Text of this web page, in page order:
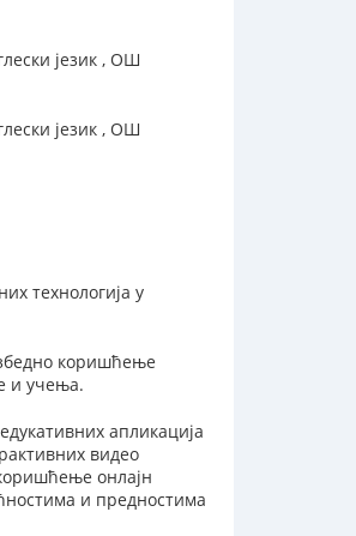
језик , ОШ
језик , ОШ
технологија у
коришћење
и учења.
апликација
видео
онлајн
и предностима